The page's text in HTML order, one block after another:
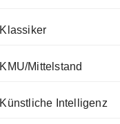
Klassiker
KMU/Mittelstand
Künstliche Intelligenz